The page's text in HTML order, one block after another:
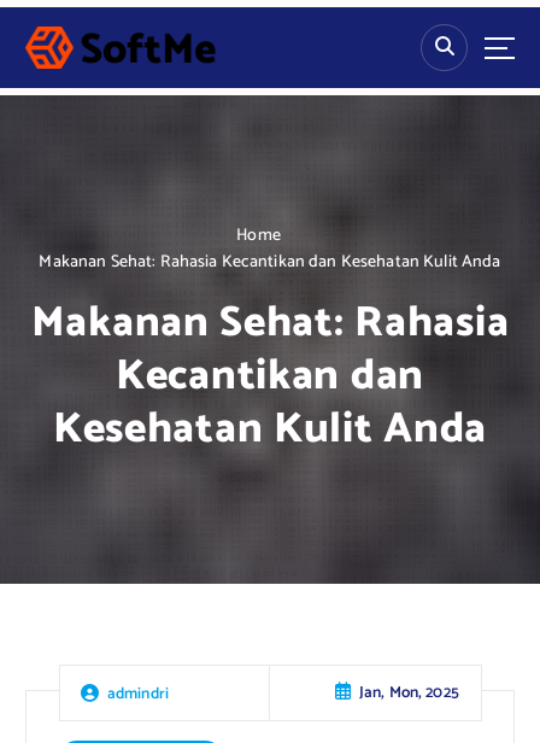
S
p
Home
Makanan Sehat: Rahasia Kecantikan dan Kesehatan Kulit Anda
Makanan Sehat: Rahasia
Kecantikan dan
Kesehatan Kulit Anda
admindri Jan, Mon, 2025